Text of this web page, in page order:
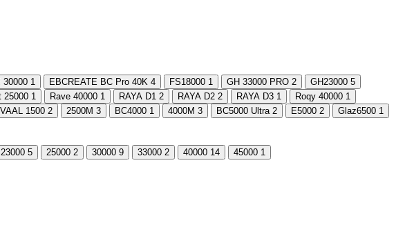
30000 1 EBCREATE BC Pro 40K 4 FS18000 1 GH 33000 PRO 2 GH23000 5
25000 1 Rave 40000 1 RAYA D1 2 RAYA D2 2 RAYA D3 1 Roqy 40000 1
VAAL 1500 2 2500M 3 BC4000 1 4000M 3 BC5000 Ultra 2 E5000 2 Glaz6500 1
23000 5 25000 2 30000 9 33000 2 40000 14 45000 1